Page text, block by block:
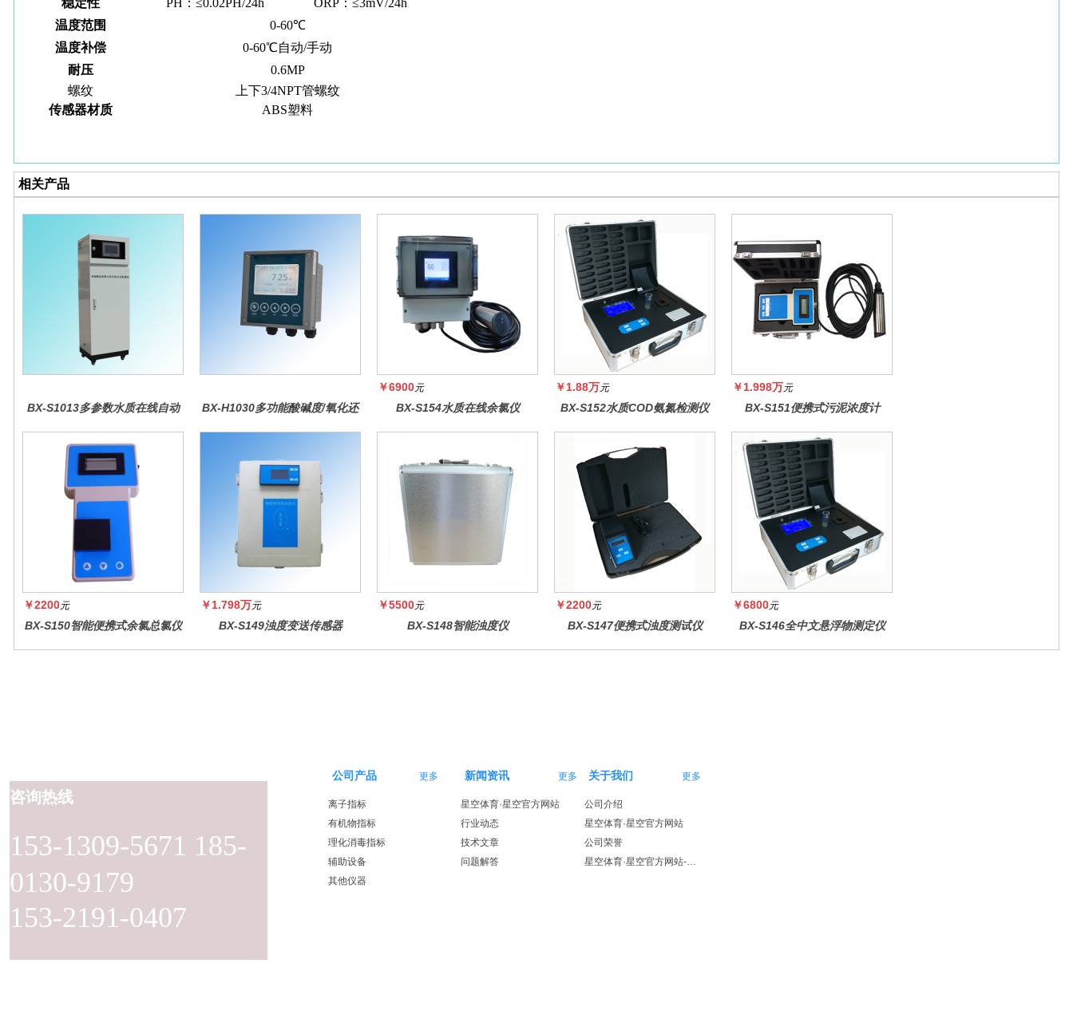
稳定性
PH：≤0.02PH/24h
ORP：≤3mV/24h
温度范围
0-60℃
温度补偿
0-60℃自动/手动
耐压
0.6MP
螺纹
上下3/4NPT管螺纹
传感器材质
ABS塑料
相关产品
BX-S1013多参数水质在线自动
BX-H1030多功能酸碱度/氧化还
￥6900元
BX-S154水质在线余氯仪
￥1.88万元
BX-S152水质COD氨氮检测仪
￥1.998万元
BX-S151便携式污泥浓度计
￥2200元
BX-S150智能便携式余氯总氯仪
￥1.798万元
BX-S149浊度变送传感器
￥5500元
BX-S148智能浊度仪
￥2200元
BX-S147便携式浊度测试仪
￥6800元
BX-S146全中文悬浮物测定仪
153-1309-5671 185-
0130-9179
153-2191-0407
咨询热线
新闻资讯 更多
星空体育·星空官方网站
行业动态
技术文章
问题解答
公司产品 更多
离子指标
有机物指标
理化消毒指标
辅助设备
其他仪器
关于我们 更多
公司介绍
星空体育·星空官方网站
公司荣誉
星空体育·星空官方网站-星空体育（中国）